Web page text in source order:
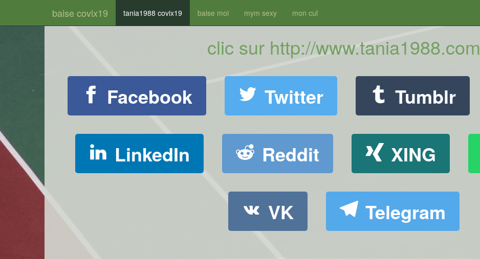
baise covix19 tania1988 covix19 baise moi mym sexy mon cul
clic sur http://www.tania1988.com
Facebook Twitter Tumblr
LinkedIn Reddit XING
VK Telegram